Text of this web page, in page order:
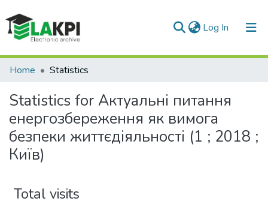
Log In (current)
Communities & Collections
All of DSpace
Home Statistics
Statistics for Актуальні питання
енергозбереження як вимога
безпеки життєдіяльності (1 ; 2018 ;
Київ)
Total visits